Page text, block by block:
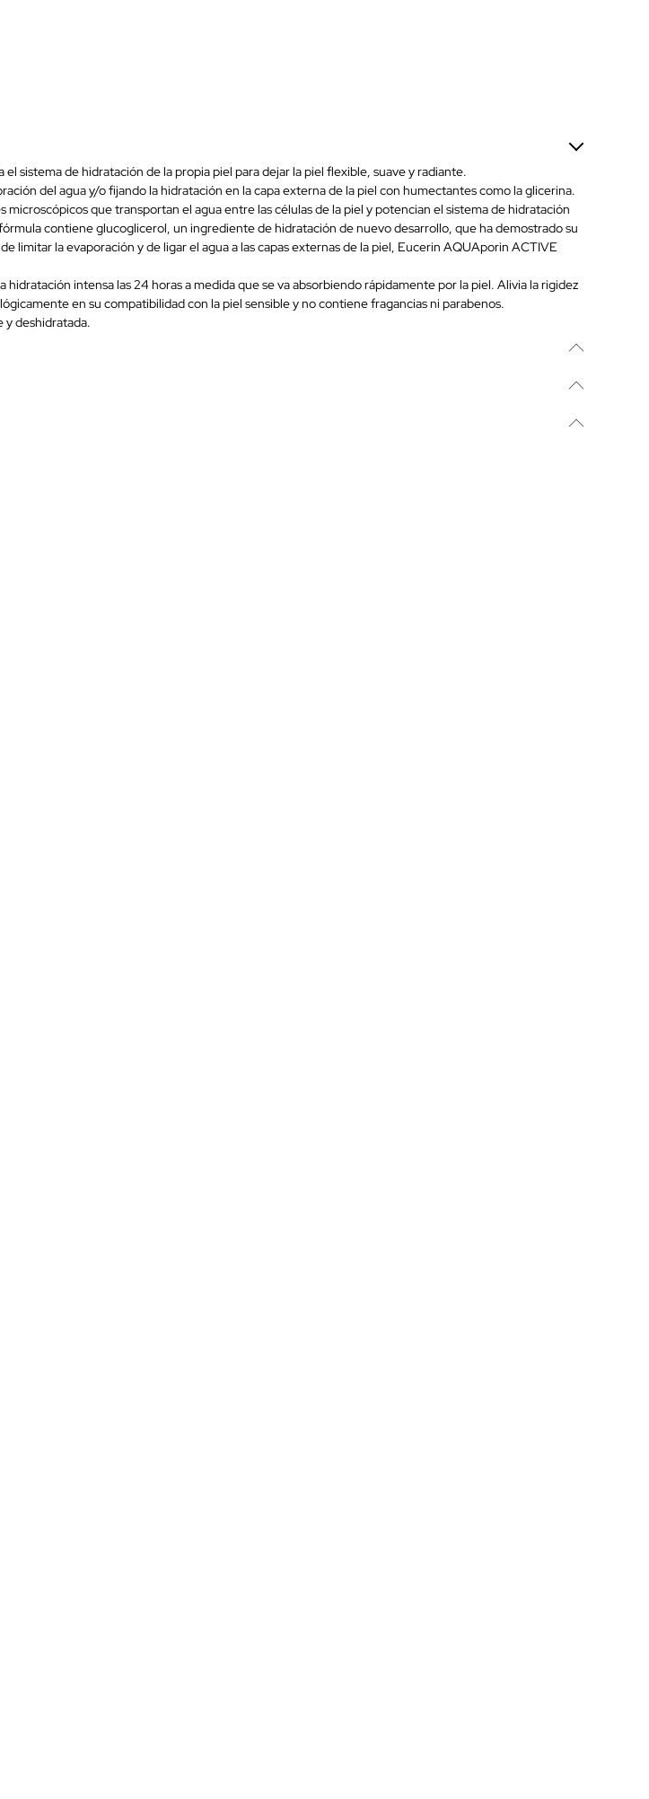
sistema de hidratación de la propia piel para dejar la piel flexible, suave y radiante.
del agua y/o fijando la hidratación en la capa externa de la piel con humectantes como la glicerina.
que transportan el agua entre las células de la piel y potencian el sistema de hidratación
contiene glucoglicerol, un ingrediente de hidratación de nuevo desarrollo, que ha demostrado su
limitar la evaporación y de ligar el agua a las capas externas de la piel, Eucerin AQUAporin ACTIVE
intensa las 24 horas a medida que se va absorbiendo rápidamente por la piel. Alivia la rigidez
en su compatibilidad con la piel sensible y no contiene fragancias ni parabenos.
y deshidratada.